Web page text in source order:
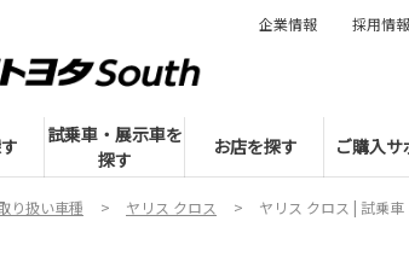
試乗車・展示車を
探す
お店を探す ご購入サ
企業情報 採用情報
り扱い車種 ヤリス クロス ヤリス クロス | 試乗車